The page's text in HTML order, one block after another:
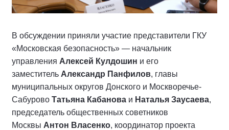
В обсуждении приняли участие представители ГКУ
«Московская безопасность» — начальник
управления Алексей Кулдошин и его
заместитель Александр Панфилов, главы
муниципальных округов Донского и Москворечье-
Сабурово Татьяна Кабанова и Наталья Заусаева,
председатель общественных советников
Москвы Антон Власенко, координатор проекта